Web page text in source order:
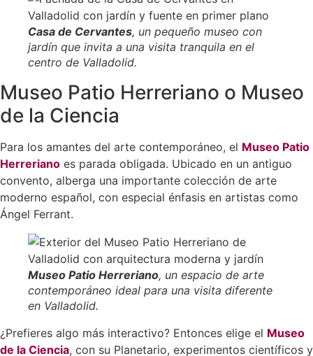
Casa de Cervantes, un pequeño museo con
jardín que invita a una visita tranquila en el
centro de Valladolid.
Museo Patio Herreriano o Museo
de la Ciencia
Para los amantes del arte contemporáneo, el Museo Patio
Herreriano es parada obligada. Ubicado en un antiguo
convento, alberga una importante colección de arte
moderno español, con especial énfasis en artistas como
Ángel Ferrant.
Museo Patio Herreriano, un espacio de arte
contemporáneo ideal para una visita diferente
en Valladolid.
¿Prefieres algo más interactivo? Entonces elige el Museo
de la Ciencia, con su Planetario, experimentos científicos y